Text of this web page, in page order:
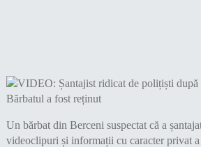
Un bărbat din Berceni suspectat că a
videoclipuri și informații cu caracter privat